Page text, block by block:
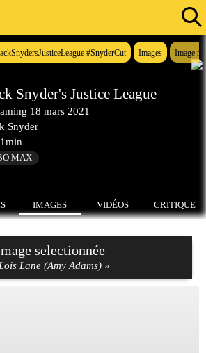
#SnyderCut Images Image
Snyder's Justice League
18 mars 2021
Snyder
MAX
IMAGES VIDÉOS CRITIQUE
selectionnée
Lane (Amy Adams) »